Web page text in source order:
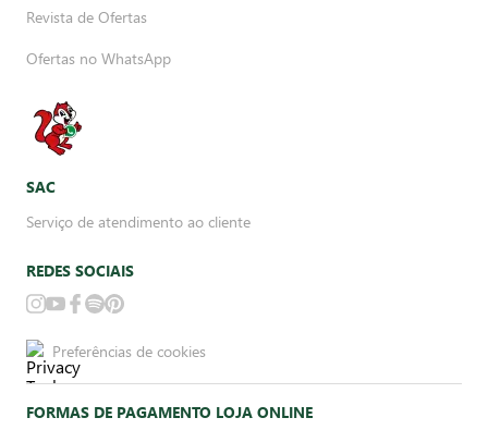
Revista de Ofertas
Ofertas no WhatsApp
SAC
Serviço de atendimento ao cliente
REDES SOCIAIS
Preferências de cookies
FORMAS DE PAGAMENTO LOJA ONLINE